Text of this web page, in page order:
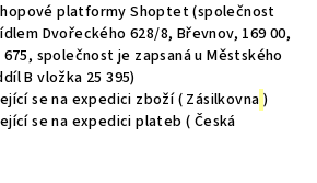
platformy Shoptet (společnost
Dvořeckého 628/8, Břevnov, 169 00,
675, společnost je zapsaná u Městského
B vložka 25 395)
se na expedici zboží ( Zásilkovna )
se na expedici plateb ( Česká